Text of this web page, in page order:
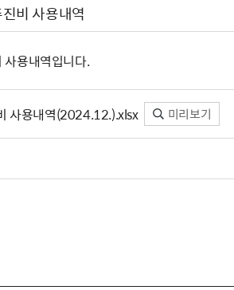
비 사용내역
용내역입니다.
사용내역(2024.12.).xlsx 미리보기